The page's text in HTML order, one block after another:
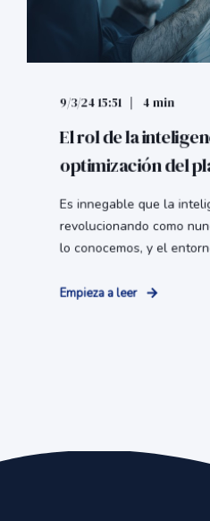
9/3/24 15:51 4 min
El rol de la
optimización del
Es innegable que la
revolucionando como
lo conocemos, y el
Empieza a leer